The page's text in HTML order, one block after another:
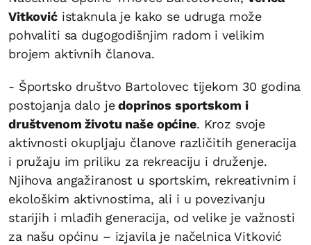
Vitkovićistaknula je kako se udruga može
pohvaliti sa dugogodišnjim radom i velikim
brojem aktivnih članova.
- Športsko društvo Bartolovec tijekom 30 godina
postojanja dalo jedoprinos sportskom i
društvenom životu naše općine. Kroz svoje
aktivnosti okupljaju članove različitih generacija
i pružaju im priliku za rekreaciju i druženje.
Njihova angažiranost u sportskim, rekreativnim i
ekološkim aktivnostima, ali i u povezivanju
starijih i mlađih generacija, od velike je važnosti
za našu općinu – izjavila je načelnica Vitković